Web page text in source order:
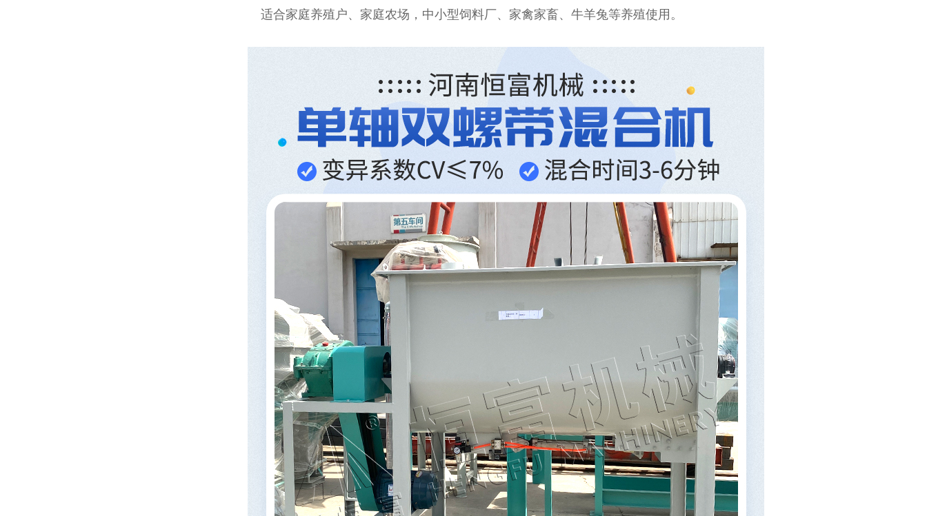
适合家庭养殖户、家庭农场，中小型饲料厂、家禽家畜、牛羊兔等养殖使用。